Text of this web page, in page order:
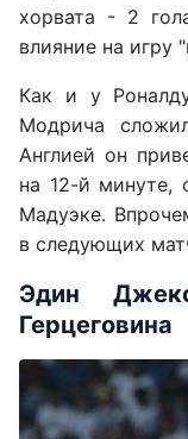
хорвата - 2
влияние на игру
Как и у
Модрича
Англией он
на 12-й минуте,
Мадуэке.
в следующих
Эдин
Герцеговина